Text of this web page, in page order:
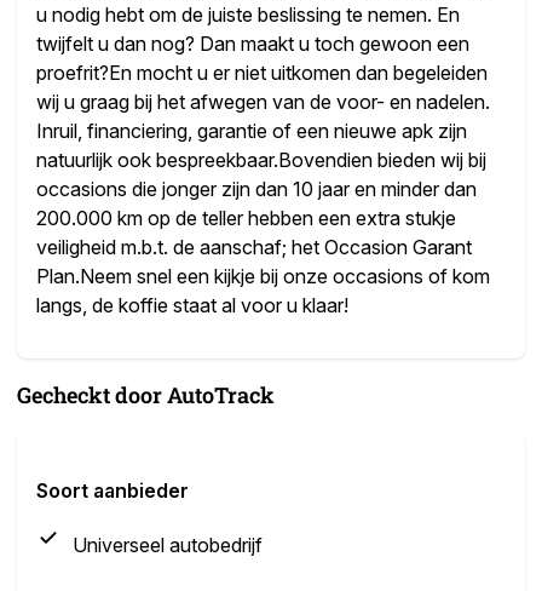
u nodig hebt om de juiste beslissing te nemen. En
twijfelt u dan nog? Dan maakt u toch gewoon een
proefrit?En mocht u er niet uitkomen dan begeleiden
wij u graag bij het afwegen van de voor- en nadelen.
Inruil, financiering, garantie of een nieuwe apk zijn
natuurlijk ook bespreekbaar.Bovendien bieden wij bij
occasions die jonger zijn dan 10 jaar en minder dan
200.000 km op de teller hebben een extra stukje
veiligheid m.b.t. de aanschaf; het Occasion Garant
Plan.Neem snel een kijkje bij onze occasions of kom
langs, de koffie staat al voor u klaar!
Gecheckt door AutoTrack
Soort aanbieder
Universeel autobedrijf